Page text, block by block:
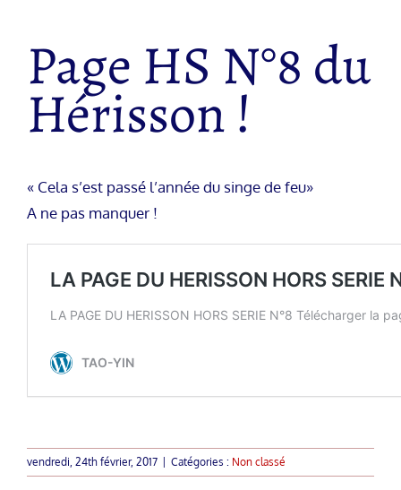
Page HS N°8 du
Hérisson !
« Cela s’est passé l’année du singe de feu»
A ne pas manquer !
vendredi, 24th février, 2017 Catégories : Non classé